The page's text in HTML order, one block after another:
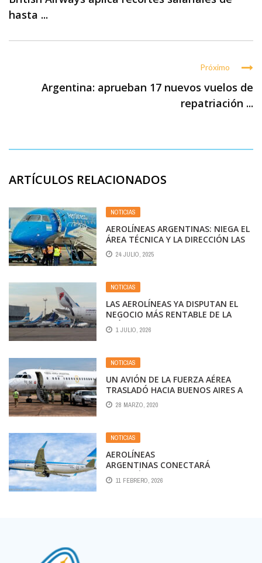
hasta ...
Próximo
Argentina: aprueban 17 nuevos vuelos de
repatriación ...
ARTÍCULOS RELACIONADOS
NOTICIAS
AEROLÍNEAS ARGENTINAS: NIEGA EL
ÁREA TÉCNICA Y LA DIRECCIÓN LAS
AFIRMACIONES DE APLA RESPECTO A
QUE LA EMPRESA TIENE 20 AVIONES
TURNO DE MANTENIMIENTO
24 JULIO, 2025
NOTICIAS
LAS AEROLÍNEAS YA DISPUTAN EL
NEGOCIO MÁS RENTABLE DE LA
PRÓXIMA TEMPORADA
1 JULIO, 2026
NOTICIAS
UN AVIÓN DE LA FUERZA AÉREA
TRASLADÓ HACIA BUENOS AIRES A
LOS TURISTAS VARADOS EN
IGUAZÚ
28 MARZO, 2020
NOTICIAS
AEROLÍNEAS
ARGENTINAS CONECTARÁ
TUCUMÁN CON MIAMI POR EL
MUNDIAL 2026
11 FEBRERO, 2026